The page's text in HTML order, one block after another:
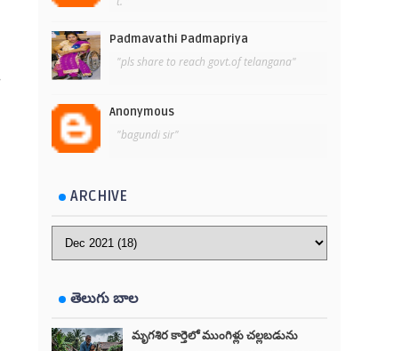
Padmavathi Padmapriya
"pls share to reach govt.of telangana"
Anonymous
"bagundi sir"
ARCHIVE
తెలుగు బాల
మృగశిర కార్తెలో ముంగిళ్లు చల్లబడును